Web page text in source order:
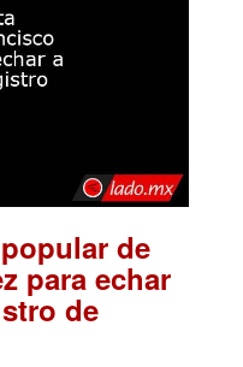
de
para echar
de